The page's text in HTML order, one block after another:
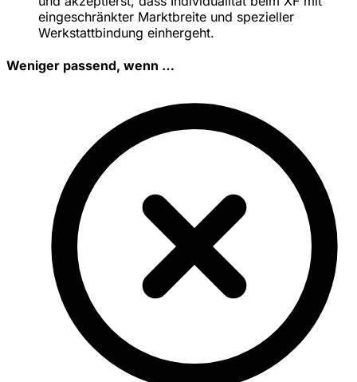
eingeschränkter Marktbreite und spezieller
Werkstattbindung einhergeht.
Weniger passend, wenn …